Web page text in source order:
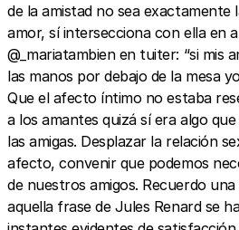
de la amistad no sea exactamente
amor, sí intersecciona con ella en
@_mariatambien en tuiter: “si mis
las manos por debajo de la mesa
Que el afecto íntimo no estaba
a los amantes quizá sí era algo
las amigas. Desplazar la relación
afecto, convenir que podemos
de nuestros amigos. Recuerdo
aquella frase de Jules Renard se